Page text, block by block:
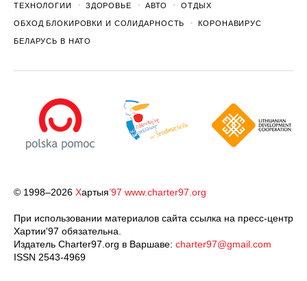
ТЕХНОЛОГИИ ЗДОРОВЬЕ АВТО ОТДЫХ
ОБХОД БЛОКИРОВКИ И СОЛИДАРНОСТЬ КОРОНАВИРУС
БЕЛАРУСЬ В НАТО
© 1998–2026 Хартыя’97 www.charter97.org
При использовании материалов сайта ссылка на пресс-центр
Хартии'97 обязательна.
Издатель Charter97.org в Варшаве: charter97@gmail.com
ISSN 2543-4969